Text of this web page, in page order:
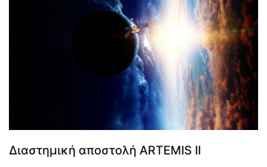
Διαστημική αποστολή ARTEMIS II